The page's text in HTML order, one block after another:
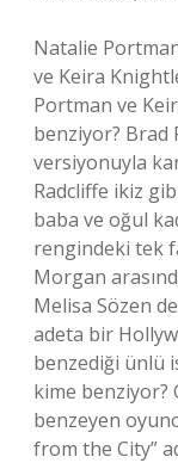
Natalie
ve Keira
Portman ve
benziyor? Brad
versiyonuyla
Radcliffe ikiz
baba ve oğul
rengindeki tek
Morgan
Melisa Sözen
adeta bir
benzediği ünlü
kime benziyor?
benzeyen
from the City”